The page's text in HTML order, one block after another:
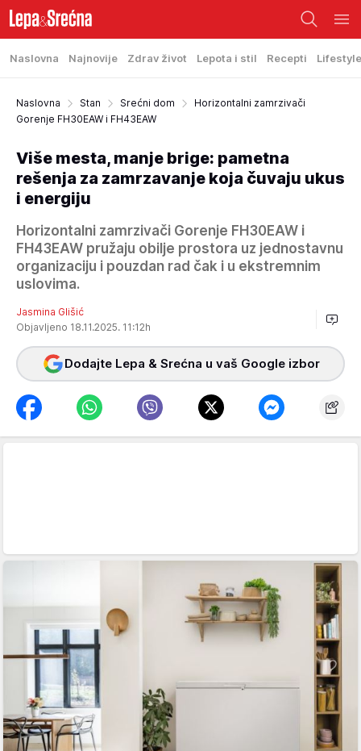
Naslovna Najnovije Zdrav život Lepota i stil Recepti Lifestyle
Naslovna Stan Srećni dom
Horizontalni zamrzivači
Gorenje FH30EAW i FH43EAW
Više mesta, manje brige: pametna
rešenja za zamrzavanje koja čuvaju ukus
i energiju
Horizontalni zamrzivači Gorenje FH30EAW i
FH43EAW pružaju obilje prostora uz jednostavnu
organizaciju i pouzdan rad čak i u ekstremnim
uslovima.
Jasmina Glišić
Objavljeno 18.11.2025. 11:12h
Dodajte Lepa & Srećna u vaš Google izbor